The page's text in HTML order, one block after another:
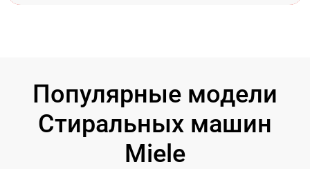
Популярные модели
Стиральных машин
Miele